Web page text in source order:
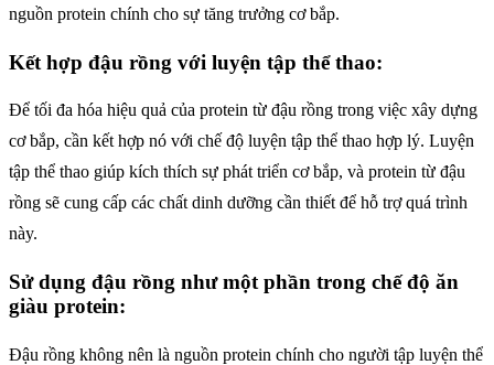
nguồn protein chính cho sự tăng trưởng cơ bắp.
Kết hợp đậu rồng với luyện tập thể thao:
Để tối đa hóa hiệu quả của protein từ đậu rồng trong việc xây dựng
cơ bắp, cần kết hợp nó với chế độ luyện tập thể thao hợp lý. Luyện
tập thể thao giúp kích thích sự phát triển cơ bắp, và protein từ đậu
rồng sẽ cung cấp các chất dinh dưỡng cần thiết để hỗ trợ quá trình
này.
Sử dụng đậu rồng như một phần trong chế độ ăn
giàu protein:
Đậu rồng không nên là nguồn protein chính cho người tập luyện thể